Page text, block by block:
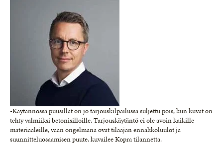
-Käytännössä puusillat on jo tarjouskilpailussa suljettu pois, kun kuvat on
tehty valmiiksi betonisilloille. Tarjouskäytäntö ei ole avoin kaikille
materiaaleille, vaan ongelmana ovat tilaajan ennakkoluulot ja
suunnitteluosaamisen puute, kuvailee Kopra tilannetta.